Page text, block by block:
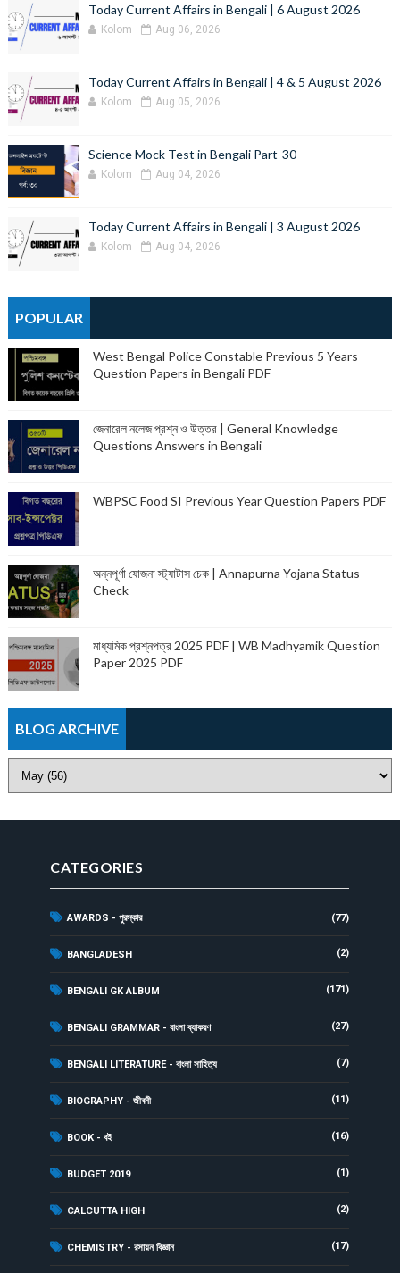
Today Current Affairs in Bengali | 6 August 2026
Kolom Aug 06, 2026
Today Current Affairs in Bengali | 4 & 5 August 2026
Kolom Aug 05, 2026
Science Mock Test in Bengali Part-30
Kolom Aug 04, 2026
Today Current Affairs in Bengali | 3 August 2026
Kolom Aug 04, 2026
POPULAR
West Bengal Police Constable Previous 5 Years
Question Papers in Bengali PDF
জেনারেল নলেজ প্রশ্ন ও উত্তর | General Knowledge
Questions Answers in Bengali
WBPSC Food SI Previous Year Question Papers PDF
অন্নপূর্ণা যোজনা স্ট্যাটাস চেক | Annapurna Yojana Status
Check
মাধ্যমিক প্রশ্নপত্র 2025 PDF | WB Madhyamik Question
Paper 2025 PDF
BLOG ARCHIVE
CATEGORIES
AWARDS - পুরস্কার (77)
BANGLADESH (2)
BENGALI GK ALBUM (171)
BENGALI GRAMMAR - বাংলা ব্যাকরণ (27)
BENGALI LITERATURE - বাংলা সাহিত্য (7)
BIOGRAPHY - জীবনী (11)
BOOK - বই (16)
BUDGET 2019 (1)
CALCUTTA HIGH (2)
CHEMISTRY - রসায়ন বিজ্ঞান (17)